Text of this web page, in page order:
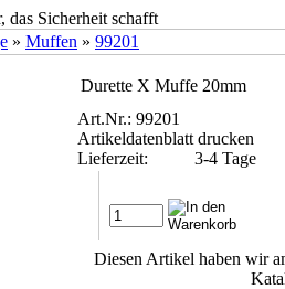
» Muffen » 99201
Durette X Muffe 20mm
Art.Nr.: 99201
Artikeldatenblatt drucken
Lieferzeit:
3-4 Tage
Diesen Artikel haben wir